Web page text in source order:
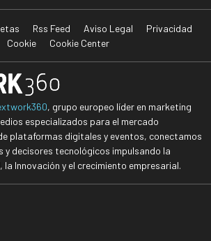
Rss Feed Aviso Legal
Privacidad
Cookie
Cookie Center
, grupo europeo líder en marketing
especializados para el mercado
plataformas digitales y eventos, conectamos
decisores tecnológicos impulsando la
Innovación y el crecimiento empresarial.